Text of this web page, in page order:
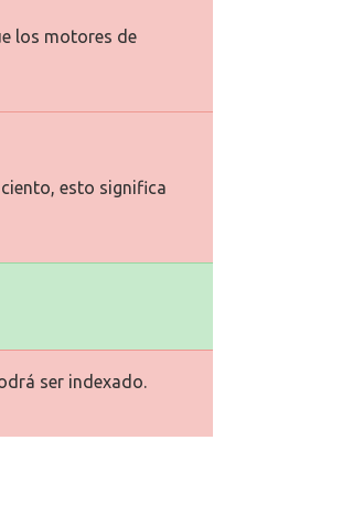
los motores de
esto significa
ser indexado.